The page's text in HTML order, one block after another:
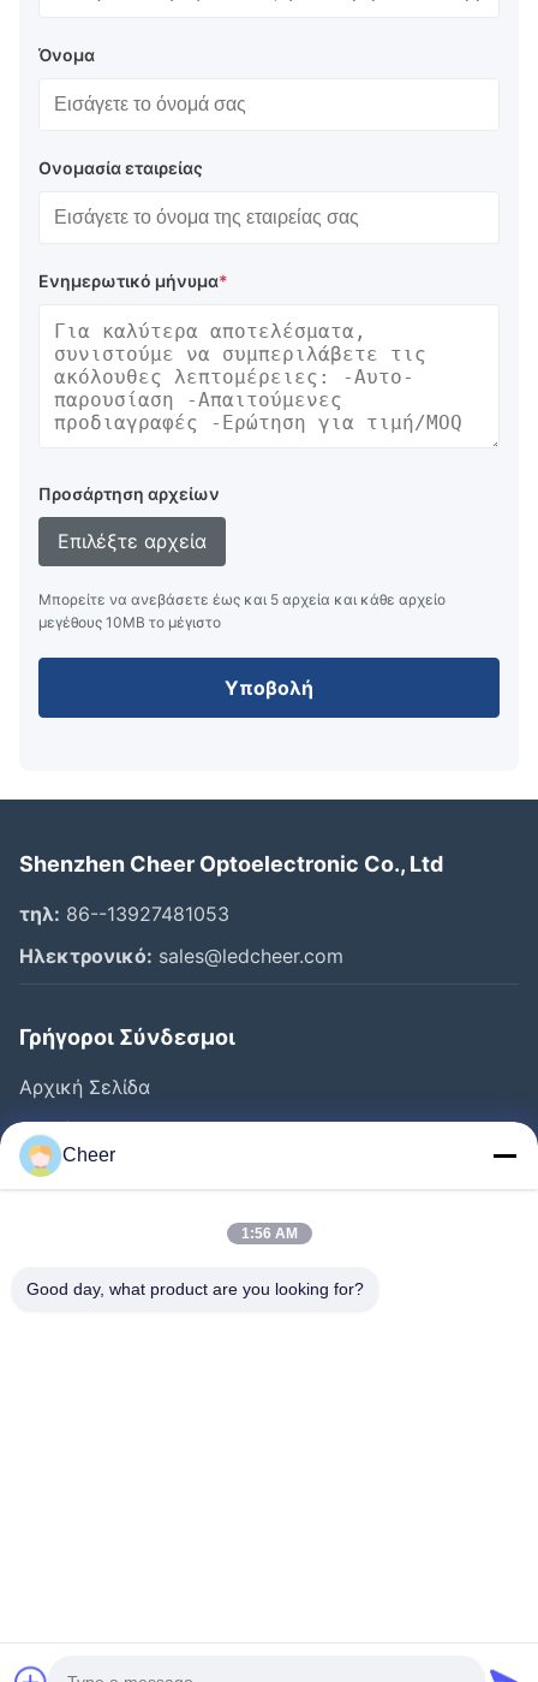
Όνομα
Ονομασία εταιρείας
Ενημερωτικό μήνυμα*
Προσάρτηση αρχείων
Επιλέξτε αρχεία
Μπορείτε να ανεβάσετε έως και 5 αρχεία και κάθε αρχείο
μεγέθους 10ΜB το μέγιστο
Υποβολή
Shenzhen Cheer Optoelectronic Co., Ltd
τηλ: 86--13927481053
Ηλεκτρονικό: sales@ledcheer.com
Γρήγοροι Σύνδεσμοι
Αρχική Σελίδα
Προϊόντα
Σχετικά Με Εμάς
Επαφή
©2026- Shenzhen Cheer Optoelectronic Co., Ltd. . Διατηρούνται όλα τα
Cheer
1:56 AM
Good day, what product are you looking for?